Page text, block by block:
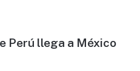
Perú llega a México